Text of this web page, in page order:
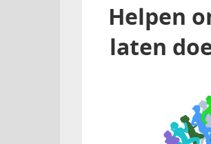
Helpen
laten